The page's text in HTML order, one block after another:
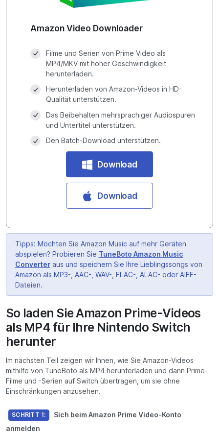
Amazon Video Downloader
Filme und Serien von Prime Video als
MP4/MKV mit hoher Geschwindigkeit
herunterladen.
Herunterladen von Amazon-Videos in HD-
Qualität unterstützen.
Das Beibehalten mehrsprachiger Audiospuren
und Untertitel unterstützen.
Den Batch-Download unterstützen.
Download
Download
Tipps: Möchten Sie Amazon Music auf mehr Geräten
abspielen? Probieren Sie TuneBoto Amazon Music
Converteraus und speichern Sie Ihre Lieblingssongs von
Amazon als MP3-, AAC-, WAV-, FLAC-, ALAC- oder AIFF-
Dateien.
So laden Sie Amazon Prime-Videos
als MP4 für Ihre Nintendo Switch
herunter
Im nächsten Teil zeigen wir Ihnen, wie Sie Amazon-Videos
mithilfe von TuneBoto als MP4 herunterladen und dann Prime-
Filme und -Serien auf Switch übertragen, um sie ohne
Einschränkungen anzusehen.
SCHRITT 1:
Sich beim Amazon Prime Video-Konto
anmelden